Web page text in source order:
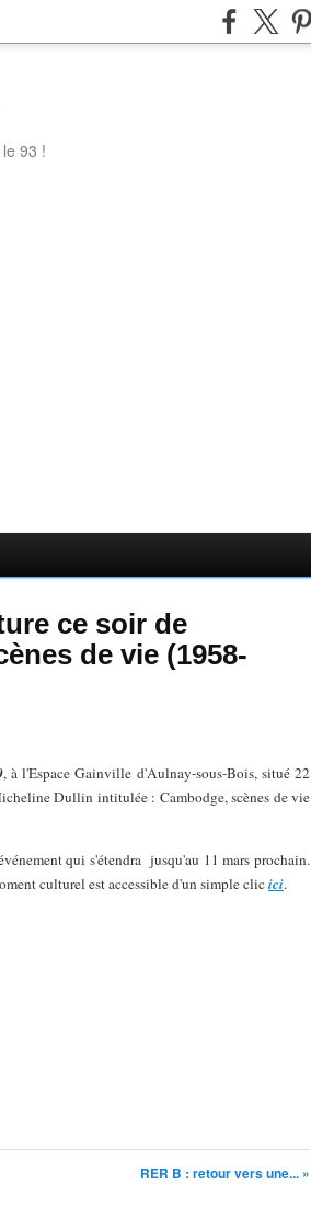
93 !
ce soir de
de vie (1958-
, à l'Espace Gainville d'Aulnay-sous-Bois, situé 22
Dullin intitulée : Cambodge, scènes de vie
qui s'étendra jusqu'au 11 mars prochain.
culturel est accessible d'un simple clicici.
RER B : retour vers une... »